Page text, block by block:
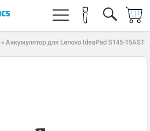
» Аккумулятор для Lenovo IdeaPad S145-15AST